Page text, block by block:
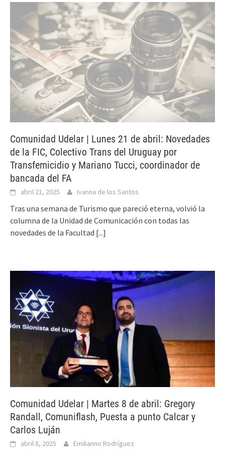
Comunidad Udelar | Lunes 21 de abril: Novedades
de la FIC, Colectivo Trans del Uruguay por
Transfemicidio y Mariano Tucci, coordinador de
bancada del FA
abril 21, 2025 Ivanna de los Santos
Tras una semana de Turismo que pareció eterna, volvió la
columna de la Unidad de Comunicación con todas las
novedades de la Facultad [...]
Comunidad Udelar | Martes 8 de abril: Gregory
Randall, Comuniflash, Puesta a punto Calcar y
Carlos Luján
abril 8, 2025 Emilianno Rodríguez